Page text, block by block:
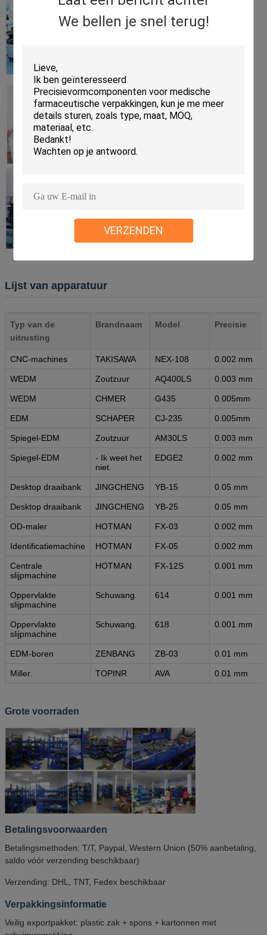
We bellen je snel terug!
VERZENDEN
Lijst van apparatuur
Typ van de
uitrusting
Brandnaam Model Precisie
CNC-machines TAKISAWA NEX-108 0.002 mm
WEDM Zoutzuur AQ400LS 0.003 mm
WEDM CHMER G435 0.005mm
EDM SCHAPER CJ-235 0.005mm
Spiegel-EDM Zoutzuur AM30LS 0.003 mm
Spiegel-EDM
- Ik weet het
niet.
EDGE2 0.002 mm
Desktop draaibank JINGCHENG YB-15 0.05 mm
Desktop draaibank JINGCHENG YB-25 0.05 mm
OD-maler HOTMAN FX-03 0.002 mm
Identificatiemachine HOTMAN FX-05 0.002 mm
Centrale
slijpmachine
HOTMAN FX-12S 0.001 mm
Oppervlakte
slijpmachine
Schuwang. 614 0.001 mm
Oppervlakte
slijpmachine
Schuwang. 618 0.001 mm
EDM-boren ZENBANG ZB-03 0.01 mm
Miller. TOPINR AVA 0.01 mm
Grote voorraden
Betalingsvoorwaarden
Betalingsmethoden: T/T, Paypal, Western Union (50% aanbetaling,
saldo vóór verzending beschikbaar)
Verzending: DHL, TNT, Fedex beschikbaar
Verpakkingsinformatie
Veilig exportpakket: plastic zak + spons + kartonnen met